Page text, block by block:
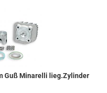
Guß Minarelli lieg.Zylinder